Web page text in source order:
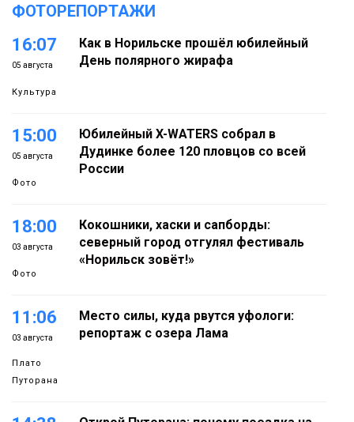
ФОТОРЕПОРТАЖИ
16:07
05 августа
Культура
Как в Норильске прошёл юбилейный
День полярного жирафа
15:00
05 августа
Фото
Юбилейный X-WATERS собрал в
Дудинке более 120 пловцов со всей
России
18:00
03 августа
Фото
Кокошники, хаски и сапборды:
северный город отгулял фестиваль
«Норильск зовёт!»
11:06
03 августа
Плато
Путорана
Место силы, куда рвутся уфологи:
репортаж с озера Лама